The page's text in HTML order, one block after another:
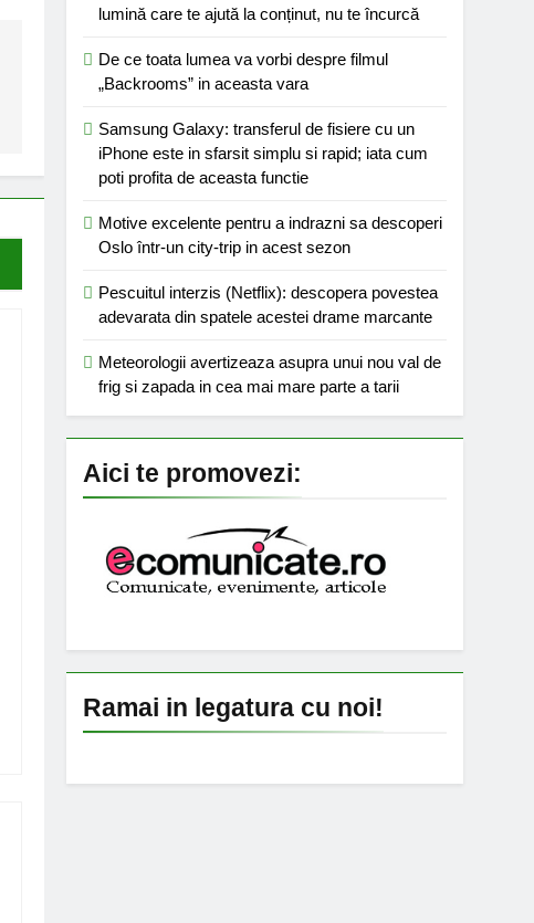
lumină care te ajută la conținut, nu te încurcă
De ce toata lumea va vorbi despre filmul
„Backrooms” in aceasta vara
Samsung Galaxy: transferul de fisiere cu un
iPhone este in sfarsit simplu si rapid; iata cum
poti profita de aceasta functie
Motive excelente pentru a indrazni sa descoperi
Oslo într-un city-trip in acest sezon
Pescuitul interzis (Netflix): descopera povestea
adevarata din spatele acestei drame marcante
Meteorologii avertizeaza asupra unui nou val de
frig si zapada in cea mai mare parte a tarii
Aici te promovezi:
Ramai in legatura cu noi!